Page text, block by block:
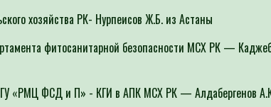
хозяйства РК- Нурпеисов Ж.Б. из Астаны
фитосанитарной безопасности МСХ РК —
«РМЦ ФСД и П» - КГИ в АПК МСХ РК — Алдабергенов